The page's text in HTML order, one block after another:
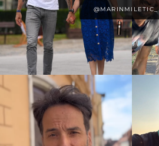
@MARINMILETIC_